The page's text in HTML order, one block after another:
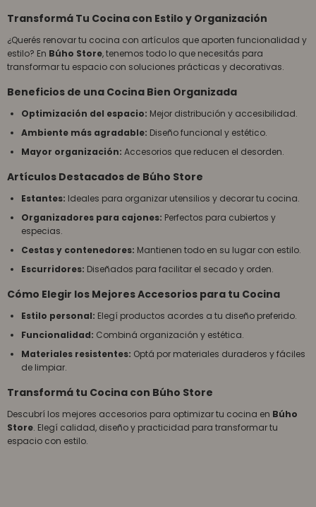
Transformá Tu Cocina con Estilo y Organización
¿Querés renovar tu cocina con artículos que aporten funcionalidad y
estilo? En Búho Store, tenemos todo lo que necesitás para
transformar tu espacio con soluciones prácticas y decorativas.
Beneficios de una Cocina Bien Organizada
Optimización del espacio: Mejor distribución y accesibilidad.
Ambiente más agradable: Diseño funcional y estético.
Mayor organización: Accesorios que reducen el desorden.
Artículos Destacados de Búho Store
Estantes: Ideales para organizar utensilios y decorar tu cocina.
Organizadores para cajones: Perfectos para cubiertos y
especias.
Cestas y contenedores: Mantienen todo en su lugar con estilo.
Escurridores: Diseñados para facilitar el secado y orden.
Cómo Elegir los Mejores Accesorios para tu Cocina
Estilo personal: Elegí productos acordes a tu diseño preferido.
Funcionalidad: Combiná organización y estética.
Materiales resistentes: Optá por materiales duraderos y fáciles
de limpiar.
Transformá tu Cocina con Búho Store
Descubrí los mejores accesorios para optimizar tu cocina en Búho
Store. Elegí calidad, diseño y practicidad para transformar tu
espacio con estilo.